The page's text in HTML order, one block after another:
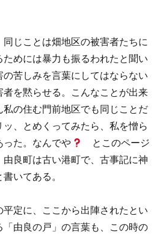
じことは畑地区の被害者たちに
ためには暴力も振るわれたと聞い
苦しみを言葉にしてはならない
を黙らせる。こんなことが出来
私の住む門前地区でも同じことだ
、とめくってみたら、私を憎ら
った。なんでや
とこのページ
良町は古い港町で、古事記に神
いてある。
定に、ここから出陣されたとい
「由良の戸」の言葉も、この時の